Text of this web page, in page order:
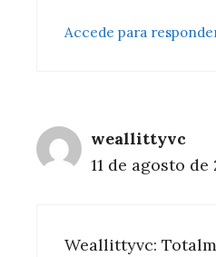
Accede para
weallittyvc
11 de agosto de
Weallittyvc: